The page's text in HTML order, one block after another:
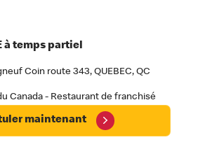
à temps partiel
Coin route 343, QUEBEC, QC
Canada - Restaurant de franchisé
maintenant